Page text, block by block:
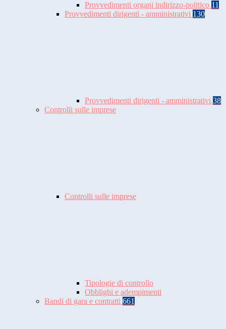
Provvedimenti organi indirizzo-politico 11
Provvedimenti dirigenti - amministrativi 130
Provvedimenti dirigenti - amministrativi 38
Controlli sulle imprese
Controlli sulle imprese
Tipologie di controllo
Obblighi e adempimenti
Bandi di gara e contratti 661